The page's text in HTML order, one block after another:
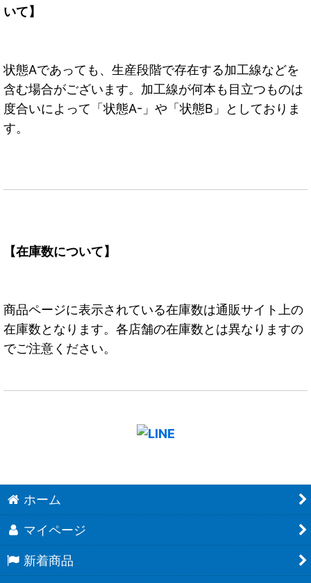
いて】
状態Aであっても、生産段階で存在する加工線などを
含む場合がございます。加工線が何本も目立つものは
度合いによって「状態A-」や「状態B」としておりま
す。
【在庫数について】
商品ページに表示されている在庫数は通販サイト上の
在庫数となります。各店舗の在庫数とは異なりますの
でご注意ください。
ホーム
マイページ
新着商品